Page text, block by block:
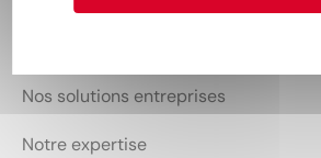
Nos solutions entreprises
Notre expertise